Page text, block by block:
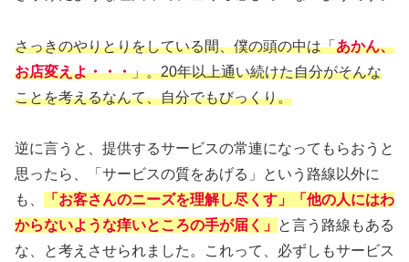
さっきのやりとりをしている間、僕の頭の中は「あかん、
お店変えよ・・・」。20年以上通い続けた自分がそんな
ことを考えるなんて、自分でもびっくり。
逆に言うと、提供するサービスの常連になってもらおうと
思ったら、「サービスの質をあげる」という路線以外に
も、
「お客さんのニーズを理解し尽くす」「他の人にはわ
からないような痒いところの手が届く」 と言う路線もある
な、と考えさせられました。これって、必ずしもサービス